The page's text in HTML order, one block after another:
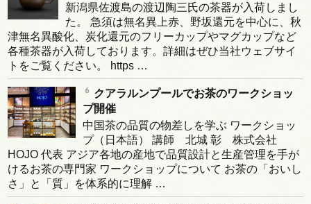
新潟県佐渡島の渡辺陶三氏の茶器が入荷しまし
た。 急須は無名異上赤、野坂還元を中心に、秋
津無名異酸化、炭化還元のフリーカップやマグカップなど
各種茶器が入荷しております。詳細はぜひ当社ウェブサイ
トをご覧ください。 https …
クアラルンプールでお茶のワークショッ
プ開催
中国茶の品質の物差しを学ぶ ワークショッ
プ（日本語） 講師 北城 彰 株式会社
HOJO 代表 アジア各地の産地で品質設計と生産管理を手が
けるお茶の専門家 ワークショップについて お茶の「おいし
さ」と「質」を体系的に理解 …